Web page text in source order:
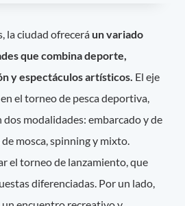
la ciudad ofrecerá un variado
que combina deporte,
y espectáculos artísticos. El eje
el torneo de pesca deportiva,
dos modalidades: embarcado y de
mosca, spinning y mixto.
el torneo de lanzamiento, que
diferenciadas. Por un lado,